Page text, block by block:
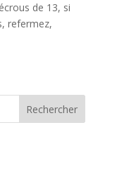
de 13, si
refermez,
Rechercher